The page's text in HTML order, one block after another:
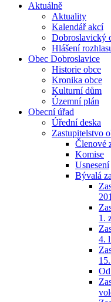
Aktuálně
Aktuality
Kalendář akcí
Dobroslavický
Hlášení
Obec Dobroslavice
Historie obce
Kronika obce
Kulturní dům
Územní plán
Obecní úřad
Úřední deska
Zastupitelstvo
Členové
Komise
Usnesení
Bývalá
1.
4.